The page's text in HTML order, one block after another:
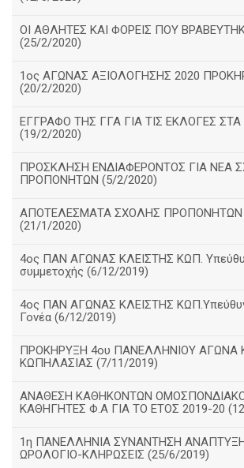
ΟΙ ΑΘΛΗΤΕΣ ΚΑΙ ΦΟΡΕΙΣ ΠΟΥ
(25/2/2020)
1ος ΑΓΩΝΑΣ ΑΞΙΟΛΟΓΗΣΗΣ 2020
(20/2/2020)
ΕΓΓΡΑΦΟ ΤΗΣ ΓΓΑ ΓΙΑ ΤΙΣ ΕΚΛΟΓΕΣ
(19/2/2020)
ΠΡΟΣΚΛΗΣΗ ΕΝΔΙΑΦΕΡΟΝΤΟΣ ΓΙΑ ΝΕΑ
ΠΡΟΠΟΝΗΤΩΝ (5/2/2020)
ΑΠΟΤΕΛΕΣΜΑΤΑ ΣΧΟΛΗΣ ΠΡΟΠΟΝΗΤΩΝ
(21/1/2020)
4ος ΠΑΝ ΑΓΩΝΑΣ ΚΛΕΙΣΤΗΣ ΚΩΠ.
συμμετοχής (6/12/2019)
4ος ΠΑΝ ΑΓΩΝΑΣ ΚΛΕΙΣΤΗΣ
Γονέα (6/12/2019)
ΠΡΟΚΗΡΥΞΗ 4ου ΠΑΝΕΛΛΗΝΙΟΥ ΑΓΩΝΑ
ΚΩΠΗΛΑΣΙΑΣ (7/11/2019)
ΑΝΑΘΕΣΗ ΚΑΘΗΚΟΝΤΩΝ
ΚΑΘΗΓΗΤΕΣ Φ.Α ΓΙΑ ΤΟ ΕΤΟΣ 2019-20
1η ΠΑΝΕΛΛΗΝΙΑ ΣΥΝΑΝΤΗΣΗ
ΩΡΟΛΟΓΙΟ-ΚΛΗΡΩΣΕΙΣ (25/6/2019)